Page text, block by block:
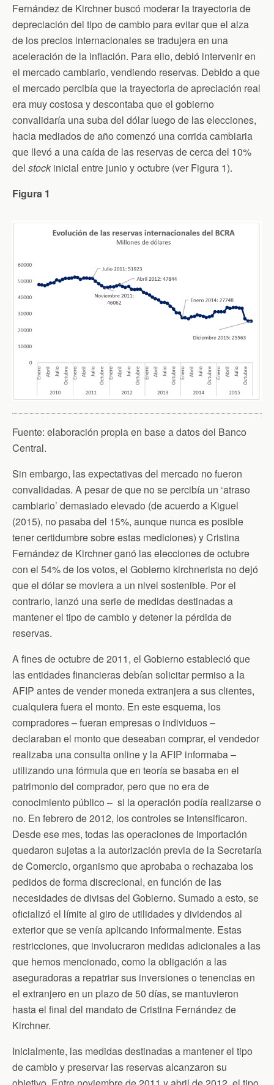
Fernández de Kirchner buscó moderar la trayectoria de
depreciación del tipo de cambio para evitar que el alza
de los precios internacionales se tradujera en una
aceleración de la inflación. Para ello, debió intervenir en
el mercado cambiario, vendiendo reservas. Debido a que
el mercado percibía que la trayectoria de apreciación real
era muy costosa y descontaba que el gobierno
convalidaría una suba del dólar luego de las elecciones,
hacia mediados de año comenzó una corrida cambiaria
que llevó a una caída de las reservas de cerca del 10%
del stock inicial entre junio y octubre (ver Figura 1).
Figura 1
Fuente: elaboración propia en base a datos del Banco
Central.
Sin embargo, las expectativas del mercado no fueron
convalidadas. A pesar de que no se percibía un ‘atraso
cambiario’ demasiado elevado (de acuerdo a Kiguel
(2015), no pasaba del 15%, aunque nunca es posible
tener certidumbre sobre estas mediciones) y Cristina
Fernández de Kirchner ganó las elecciones de octubre
con el 54% de los votos, el Gobierno kirchnerista no dejó
que el dólar se moviera a un nivel sostenible. Por el
contrario, lanzó una serie de medidas destinadas a
mantener el tipo de cambio y detener la pérdida de
reservas.
A fines de octubre de 2011, el Gobierno estableció que
las entidades financieras debían solicitar permiso a la
AFIP antes de vender moneda extranjera a sus clientes,
cualquiera fuera el monto. En este esquema, los
compradores – fueran empresas o individuos –
declaraban el monto que deseaban comprar, el vendedor
realizaba una consulta online y la AFIP informaba –
utilizando una fórmula que en teoría se basaba en el
patrimonio del comprador, pero que no era de
conocimiento público – si la operación podía realizarse o
no. En febrero de 2012, los controles se intensificaron.
Desde ese mes, todas las operaciones de importación
quedaron sujetas a la autorización previa de la Secretaría
de Comercio, organismo que aprobaba o rechazaba los
pedidos de forma discrecional, en función de las
necesidades de divisas del Gobierno. Sumado a esto, se
oficializó el límite al giro de utilidades y dividendos al
exterior que se venía aplicando informalmente. Estas
restricciones, que involucraron medidas adicionales a las
que hemos mencionado, como la obligación a las
aseguradoras a repatriar sus inversiones o tenencias en
el extranjero en un plazo de 50 días, se mantuvieron
hasta el final del mandato de Cristina Fernández de
Kirchner.
Inicialmente, las medidas destinadas a mantener el tipo
de cambio y preservar las reservas alcanzaron su